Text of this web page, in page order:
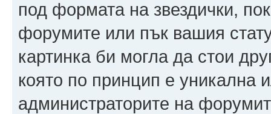
под формата на звездички,
форумите или пък вашия
картинка би могла да стои
която по принцип е уникална
администраторите на